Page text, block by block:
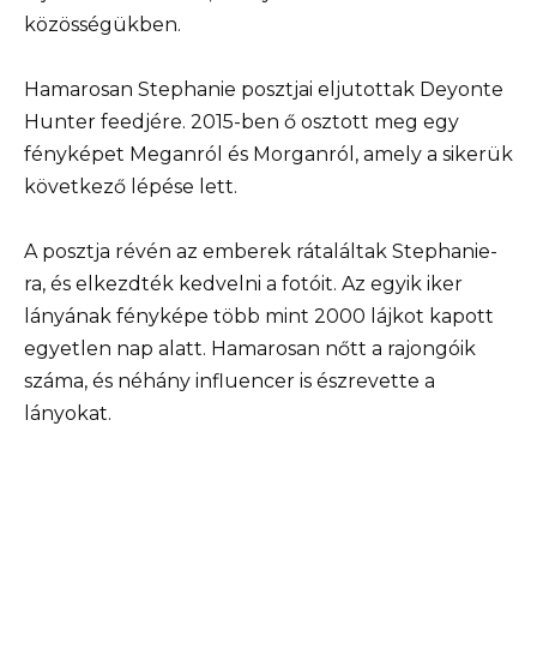
közösségükben.
Hamarosan Stephanie posztjai eljutottak Deyonte
Hunter feedjére. 2015-ben ő osztott meg egy
fényképet Meganról és Morganról, amely a sikerük
következő lépése lett.
A posztja révén az emberek rátaláltak Stephanie-
ra, és elkezdték kedvelni a fotóit. Az egyik iker
lányának fényképe több mint 2000 lájkot kapott
egyetlen nap alatt. Hamarosan nőtt a rajongóik
száma, és néhány influencer is észrevette a
lányokat.